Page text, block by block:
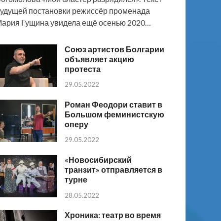
постановки режиссёр променада
Гущина увидела ещё осенью 2020…
Союз артистов Болгарии
объявляет акцию
протеста
29.05.2022
Роман Феодори ставит в
Большом феминистскую
оперу
29.05.2022
«Новосибирский
транзит» отправляется в
турне
28.05.2022
Хроника: театр во время